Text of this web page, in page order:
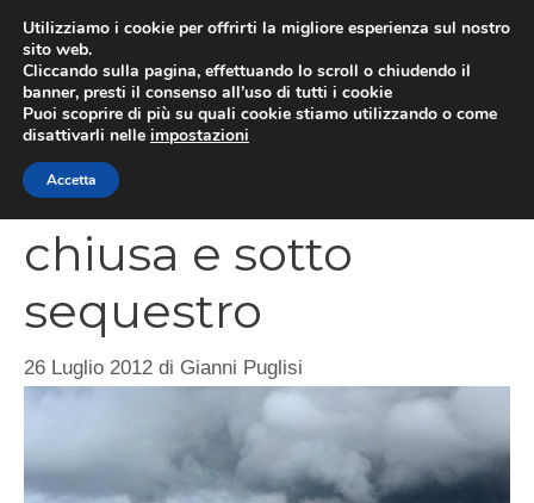
contenuto
ILVA di Taranto
chiusa e sotto
sequestro
26 Luglio 2012 di Gianni Puglisi
Utilizziamo i cookie per offrirti la migliore esperienza sul nostro
sito web.
Cliccando sulla pagina, effettuando lo scroll o chiudendo il
banner, presti il consenso all’uso di tutti i cookie
Puoi scoprire di più su quali cookie stiamo utilizzando o come
disattivarli nelle impostazioni
Accetta